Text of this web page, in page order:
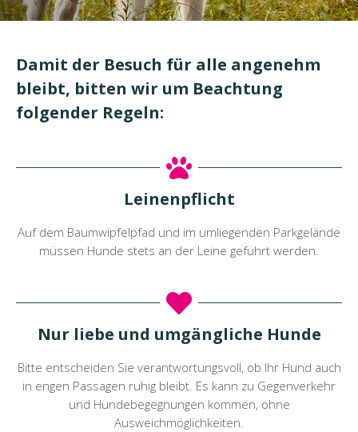
Damit der Besuch für alle angenehm
bleibt, bitten wir um Beachtung
folgender Regeln:
Leinenpflicht
Auf dem Baumwipfelpfad und im umliegenden Parkgelände
müssen Hunde stets an der Leine geführt werden.
Nur liebe und umgängliche Hunde
Bitte entscheiden Sie verantwortungsvoll, ob Ihr Hund auch
in engen Passagen ruhig bleibt. Es kann zu Gegenverkehr
und Hundebegegnungen kommen, ohne
Ausweichmöglichkeiten.